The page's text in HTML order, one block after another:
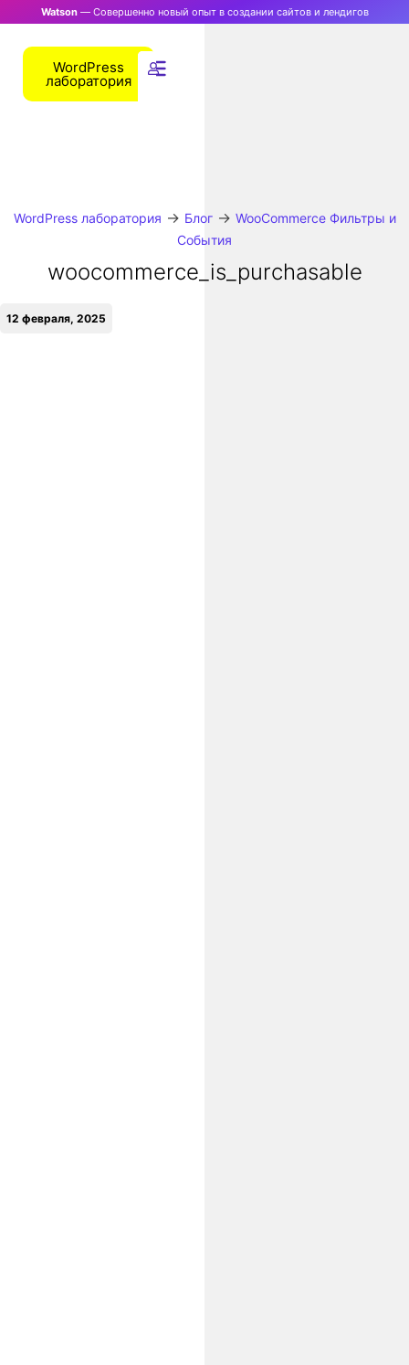
Watson— Совершенно новый опыт в создании сайтов и лендигов
WordPress
лаборатория
WordPress лаборатория → Блог→ WooCommerce Фильтры и
События
woocommerce_is_purchasable
12 февраля, 2025